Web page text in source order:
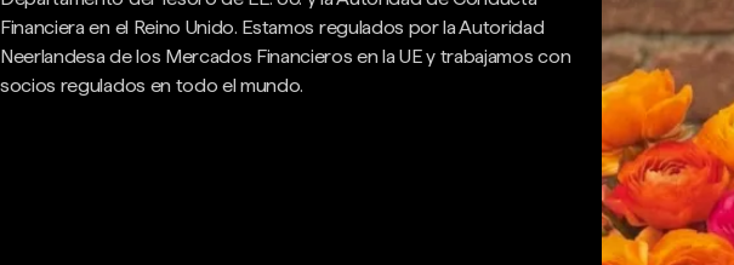
Financiera en el Reino Unido. Estamos regulados por la Autoridad
Neerlandesa de los Mercados Financieros en la UE y trabajamos con
socios regulados en todo el mundo.